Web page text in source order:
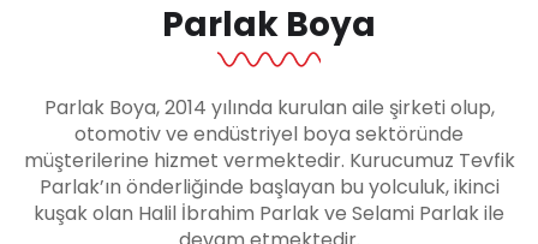
Parlak Boya
Parlak Boya, 2014 yılında kurulan aile şirketi olup,
otomotiv ve endüstriyel boya sektöründe
müşterilerine hizmet vermektedir. Kurucumuz Tevfik
Parlak’ın önderliğinde başlayan bu yolculuk, ikinci
kuşak olan Halil İbrahim Parlak ve Selami Parlak ile